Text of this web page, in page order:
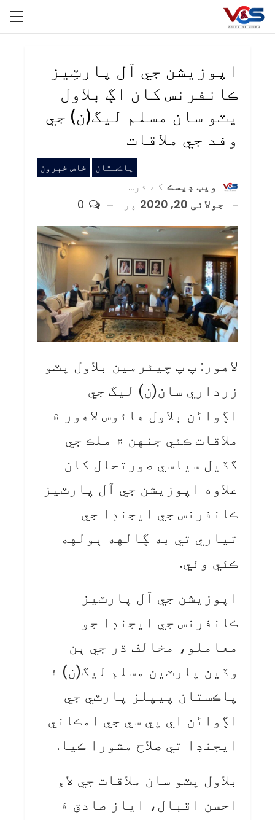
اپوزيشن جي آل پارٽِيز
ڪانفرنس کان اڳ بلاول
ڀٽو سان مسلم ليگ(ن) جي
وفد جي ملاقات
پاڪستان خاص خبرون
ويب ڊيسڪ کے ذریعہ
جولائی 20, 2020
پر
لاهور: پ پ چيئرمين بلاول ڀٽو
زرداري سان(ن) ليگ جي
اڳواڻن بلاول هائوس لاهور ۾
ملاقات ڪئي جنهن ۾ ملڪ جي
گڏيل سياسي صورتحال کان
علاوه اپوزيشن جي آل پارٽيز
ڪانفرنس جي ايجنڊا جي
تياري تي به ڳالهه ٻولهه
ڪئي وئي.
اپوزيشن جي آل پارٽيز
ڪانفرنس جي ايجنڊا جو
معاملو، مخالف ڌر جي ٻن
وڏين پارٽين مسلم ليگ(ن) ۽
پاڪستان پيپلز پارٽي جي
اڳواڻن اي پي سي جي امڪاني
ايجنڊا تي صلاح مشورا ڪيا.
بلاول ڀٽو سان ملاقات جي لاءِ
احسن اقبال، اياز صادق ۽